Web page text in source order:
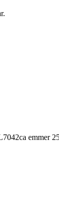
emmer